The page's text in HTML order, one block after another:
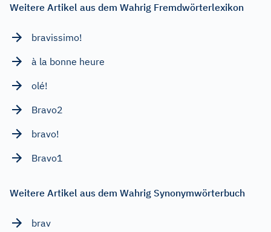
Weitere Artikel aus dem Wahrig Fremdwörterlexikon
bravissimo!
à la bonne heure
olé!
Bravo2
bravo!
Bravo1
Weitere Artikel aus dem Wahrig Synonymwörterbuch
brav